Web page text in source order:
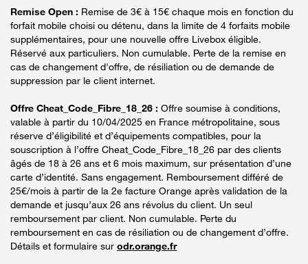
Remise Open : Remise de 3€ à 15€ chaque mois en fonction du
forfait mobile choisi ou détenu, dans la limite de 4 forfaits mobile
supplémentaires, pour une nouvelle offre Livebox éligible.
Réservé aux particuliers. Non cumulable. Perte de la remise en
cas de changement d'offre, de résiliation ou de demande de
suppression par le client internet.
Offre Cheat_Code_Fibre_18_26 : Offre soumise à conditions,
valable à partir du 10/04/2025 en France métropolitaine, sous
réserve d’éligibilité et d’équipements compatibles, pour la
souscription à l’offre Cheat_Code_Fibre_18_26 par des clients
âgés de 18 à 26 ans et 6 mois maximum, sur présentation d’une
carte d’identité. Sans engagement. Remboursement différé de
25€/mois à partir de la 2e facture Orange après validation de la
demande et jusqu’aux 26 ans révolus du client. Un seul
remboursement par client. Non cumulable. Perte du
remboursement en cas de résiliation ou de changement d’offre.
Détails et formulaire sur odr.orange.fr